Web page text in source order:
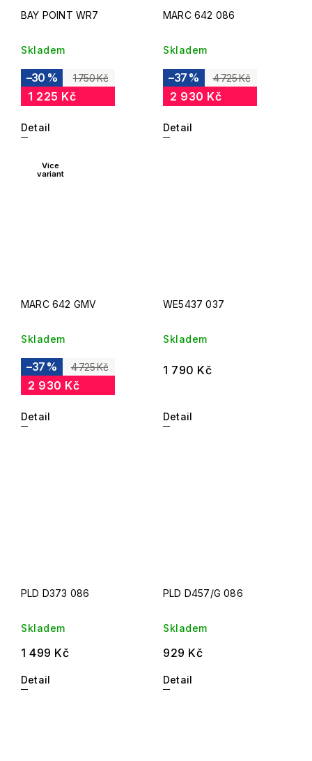
BAY POINT WR7
Skladem
1 750 Kč
–30 %
1 225 Kč
Detail
MARC 642 086
Skladem
4 725 Kč
–37 %
2 930 Kč
Detail
Více
variant
MARC 642 GMV
Skladem
4 725 Kč
–37 %
2 930 Kč
Detail
WE5437 037
Skladem
1 790 Kč
Detail
PLD D373 086
Skladem
1 499 Kč
Detail
PLD D457/G 086
Skladem
929 Kč
Detail